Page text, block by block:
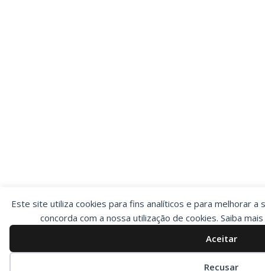
Este site utiliza cookies para fins analíticos e para melhorar a
concorda com a nossa utilização de cookies. Saiba
Aceitar
Recusar